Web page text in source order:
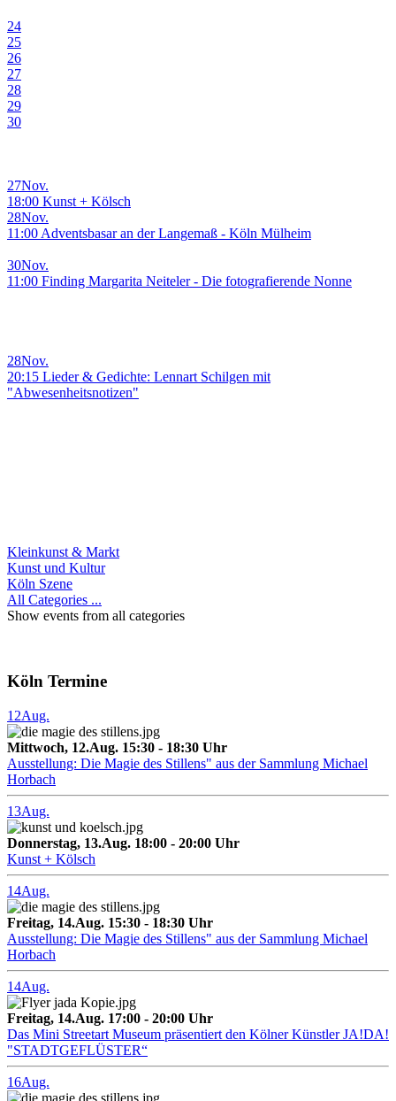
24
25
26
27
28
29
30
27Nov.
18:00 Kunst + Kölsch
28Nov.
11:00 Adventsbasar an der Langemaß - Köln Mülheim
30Nov.
11:00 Finding Margarita Neiteler - Die fotografierende Nonne
28Nov.
20:15 Lieder & Gedichte: Lennart Schilgen mit
"Abwesenheitsnotizen"
Kleinkunst & Markt
Kunst und Kultur
Köln Szene
All Categories ...
Show events from all categories
Köln Termine
12Aug.
Mittwoch, 12.Aug. 15:30 - 18:30 Uhr
Ausstellung: Die Magie des Stillens" aus der Sammlung Michael
Horbach
13Aug.
Donnerstag, 13.Aug. 18:00 - 20:00 Uhr
Kunst + Kölsch
14Aug.
Freitag, 14.Aug. 15:30 - 18:30 Uhr
Ausstellung: Die Magie des Stillens" aus der Sammlung Michael
Horbach
14Aug.
Freitag, 14.Aug. 17:00 - 20:00 Uhr
Das Mini Streetart Museum präsentiert den Kölner Künstler JA!DA!
"STADTGEFLÜSTER“
16Aug.